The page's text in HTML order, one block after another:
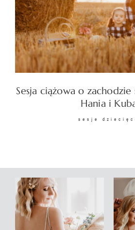
Sesja ciążowa o
Hania i
sesje
FILM
O NAS
KONTAKT